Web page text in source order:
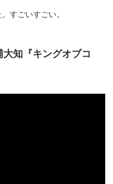
すごいすごい。
知『キングオブコ